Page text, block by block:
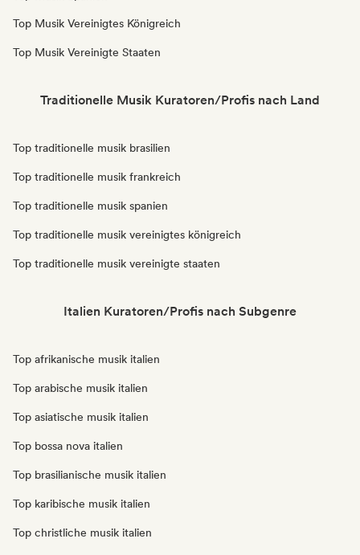
Top Musik Vereinigtes Königreich
Top Musik Vereinigte Staaten
Traditionelle Musik Kuratoren/Profis nach Land
Top traditionelle musik brasilien
Top traditionelle musik frankreich
Top traditionelle musik spanien
Top traditionelle musik vereinigtes königreich
Top traditionelle musik vereinigte staaten
Italien Kuratoren/Profis nach Subgenre
Top afrikanische musik italien
Top arabische musik italien
Top asiatische musik italien
Top bossa nova italien
Top brasilianische musik italien
Top karibische musik italien
Top christliche musik italien